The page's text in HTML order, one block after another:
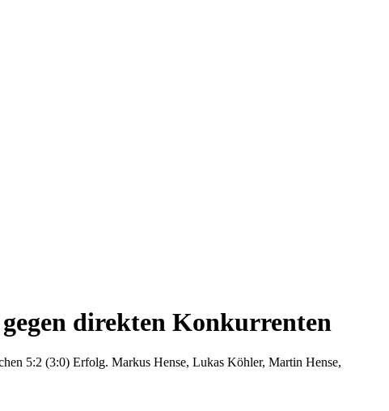
direkten Konkurrenten
5:2 (3:0) Erfolg. Markus Hense, Lukas Köhler, Martin Hense,